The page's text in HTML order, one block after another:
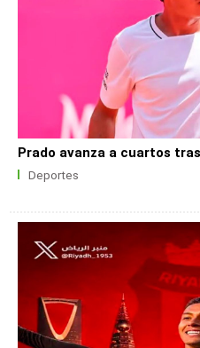
Prado avanza a cuartos
Deportes